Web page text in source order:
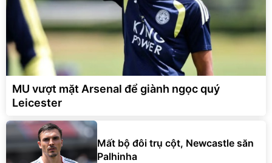
MU vượt mặt Arsenal để giành ngọc quý
Leicester
Mất bộ đôi trụ cột, Newcastle săn
Palhinha